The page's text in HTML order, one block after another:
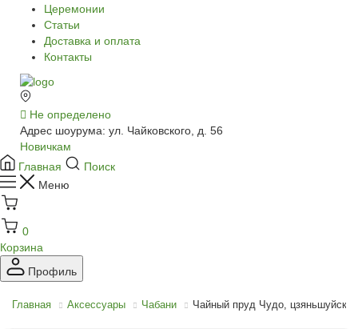
Церемонии
Статьи
Доставка и оплата
Контакты
Не определено
Адрес шоурума: ул. Чайковского, д. 56
Новичкам
Главная
Поиск
Меню
0
Корзина
Профиль
Главная Аксессуары Чабани Чайный пруд Чудо,